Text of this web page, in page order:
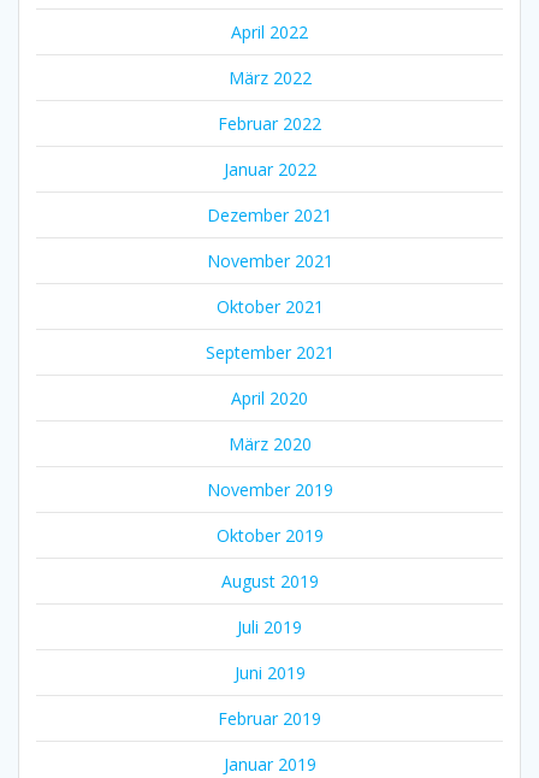
April 2022
März 2022
Februar 2022
Januar 2022
Dezember 2021
November 2021
Oktober 2021
September 2021
April 2020
März 2020
November 2019
Oktober 2019
August 2019
Juli 2019
Juni 2019
Februar 2019
Januar 2019